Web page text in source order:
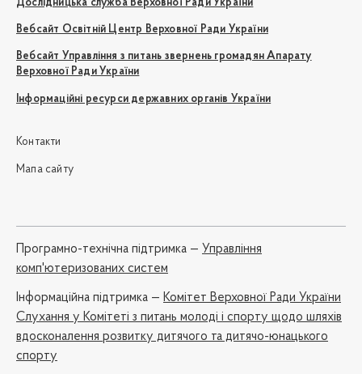
Дослідницька служба Верховної Ради України
Вебсайт Освітній Центр Верховної Ради України
Вебсайт Управління з питань звернень громадян Апарату
Верховної Ради України
Інформаційні ресурси державних органів України
Контакти
Мапа сайту
Програмно-технічна підтримка — Управління
комп'ютеризованих систем
Iнформаційна підтримка — Комітет Верховної Ради України
Слухання у Комітеті з питань молоді і спорту щодо шляхів
вдосконалення розвитку дитячого та дитячо-юнацького
спорту